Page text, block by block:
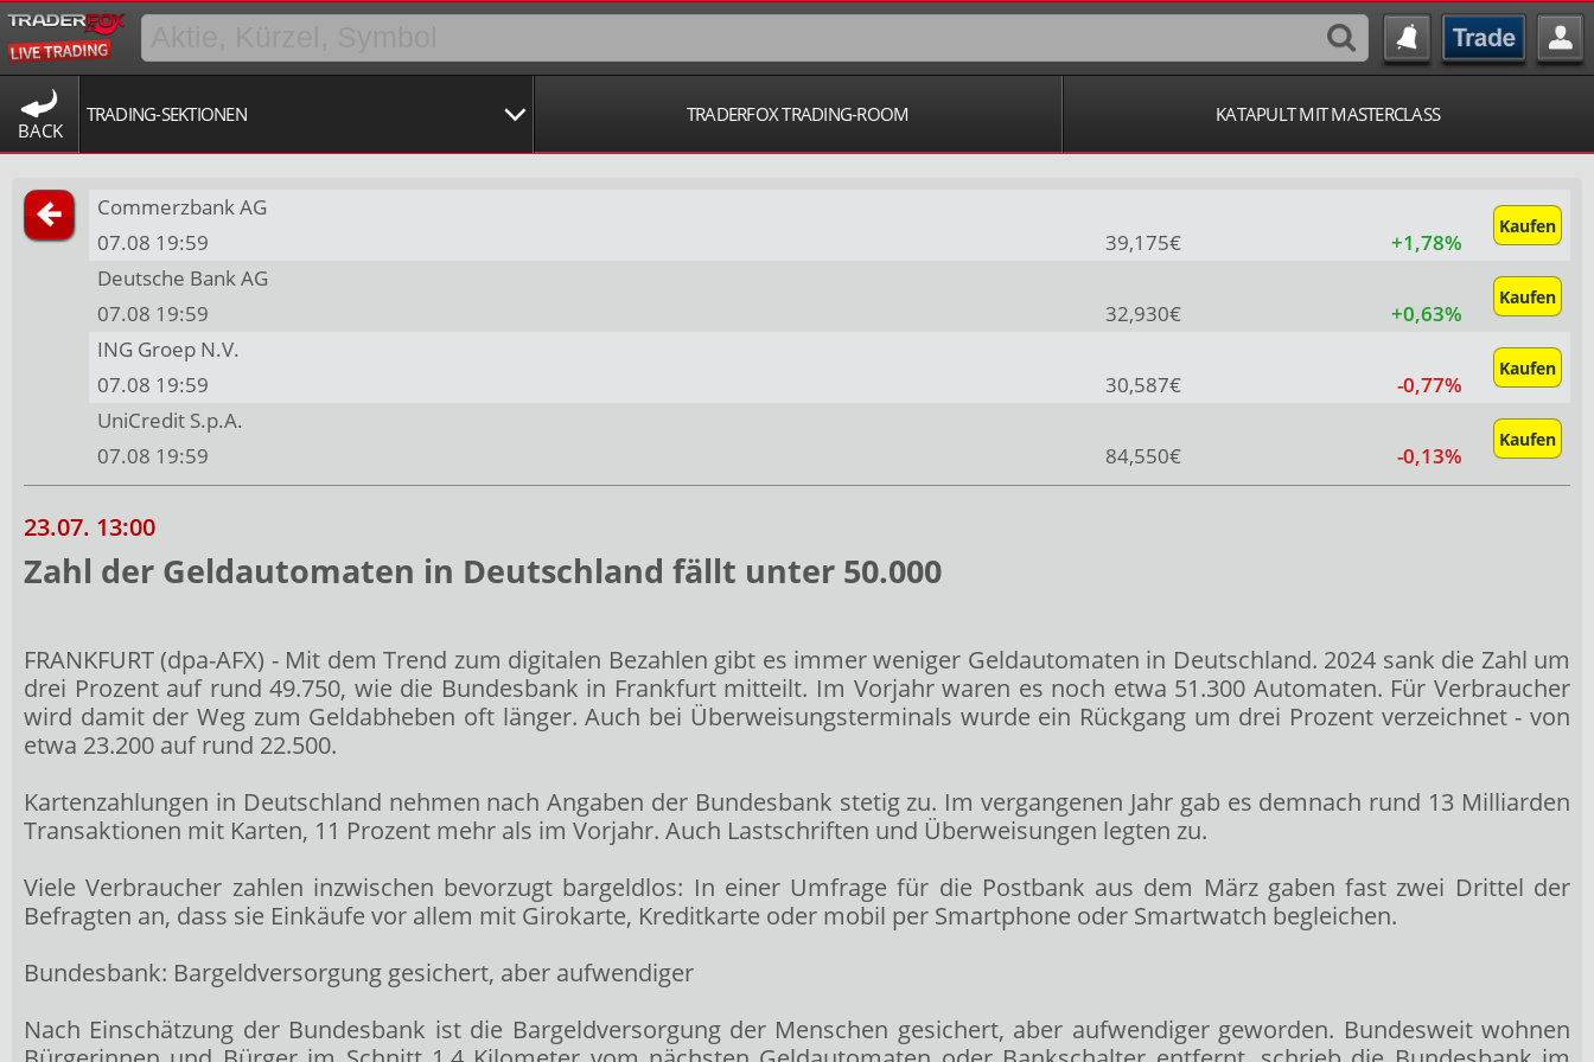
BACK
TRADING-SEKTIONEN TRADERFOX TRADING-ROOM KATAPULT MIT MASTERCLASS
Commerzbank AG
Kaufen
07.08 19:59 39,175€
+1,78%
Deutsche Bank AG
Kaufen
07.08 19:59 32,930€
+0,63%
ING Groep N.V.
Kaufen
07.08 19:59 30,587€
-0,77%
UniCredit S.p.A.
Kaufen
07.08 19:59 84,550€ -0,13%
23.07. 13:00
Zahl der Geldautomaten in Deutschland fällt unter 50.000
FRANKFURT (dpa-AFX) - Mit dem Trend zum digitalen Bezahlen gibt es immer weniger Geldautomaten in Deutschland. 2024 sank die Zahl um
drei Prozent auf rund 49.750, wie die Bundesbank in Frankfurt mitteilt. Im Vorjahr waren es noch etwa 51.300 Automaten. Für Verbraucher
wird damit der Weg zum Geldabheben oft länger. Auch bei Überweisungsterminals wurde ein Rückgang um drei Prozent verzeichnet - von
etwa 23.200 auf rund 22.500.
Kartenzahlungen in Deutschland nehmen nach Angaben der Bundesbank stetig zu. Im vergangenen Jahr gab es demnach rund 13 Milliarden
Transaktionen mit Karten, 11 Prozent mehr als im Vorjahr. Auch Lastschriften und Überweisungen legten zu.
Viele Verbraucher zahlen inzwischen bevorzugt bargeldlos: In einer Umfrage für die Postbank aus dem März gaben fast zwei Drittel der
Befragten an, dass sie Einkäufe vor allem mit Girokarte, Kreditkarte oder mobil per Smartphone oder Smartwatch begleichen.
Bundesbank: Bargeldversorgung gesichert, aber aufwendiger
Nach Einschätzung der Bundesbank ist die Bargeldversorgung der Menschen gesichert, aber aufwendiger geworden. Bundesweit wohnen